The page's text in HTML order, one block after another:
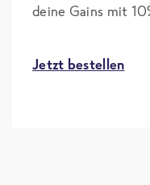
deine Gains mit
Jetzt bestellen